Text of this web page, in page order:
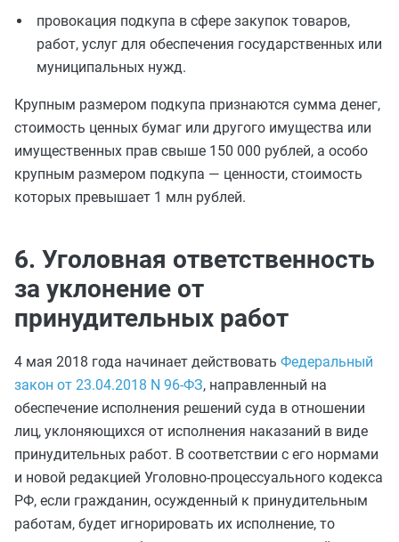
провокация подкупа в сфере закупок товаров,
работ, услуг для обеспечения государственных или
муниципальных нужд.
Крупным размером подкупа признаются сумма денег,
стоимость ценных бумаг или другого имущества или
имущественных прав свыше 150 000 рублей, а особо
крупным размером подкупа — ценности, стоимость
которых превышает 1 млн рублей.
6. Уголовная ответственность
за уклонение от
принудительных работ
4 мая 2018 года начинает действовать Федеральный
закон от 23.04.2018 N 96-ФЗ, направленный на
обеспечение исполнения решений суда в отношении
лиц, уклоняющихся от исполнения наказаний в виде
принудительных работ. В соответствии с его нормами
и новой редакцией Уголовно-процессуального кодекса
РФ, если гражданин, осужденный к принудительным
работам, будет игнорировать их исполнение, то